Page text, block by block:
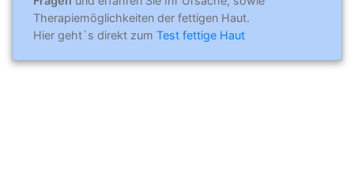
Therapiemöglichkeiten der fettigen Haut.
Hier geht`s direkt zum Test fettige Haut